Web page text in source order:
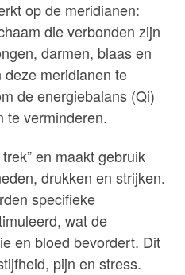
op de meridianen:
die verbonden zijn
darmen, blaas en
meridianen te
de energiebalans (Qi)
te verminderen.
en maakt gebruik
drukken en strijken.
specifieke
wat de
en bloed bevordert. Dit
pijn en stress.